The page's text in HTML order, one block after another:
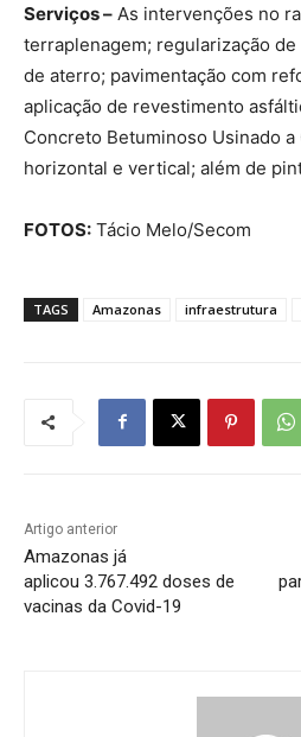
Serviços – As intervenções no
terraplenagem; regularização
de aterro; pavimentação com
aplicação de revestimento
Concreto Betuminoso Usinado a
horizontal e vertical; além de
FOTOS: Tácio Melo/Secom
TAGS Amazonas infraestrutura
Artigo anterior
Amazonas já
aplicou 3.767.492 doses de
vacinas da Covid-19